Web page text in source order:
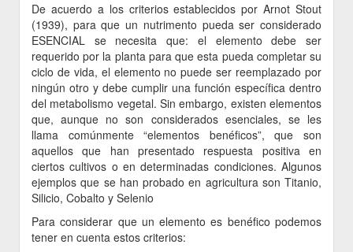
De acuerdo a los criterios establecidos por Arnot Stout
(1939), para que un nutrimento pueda ser considerado
ESENCIAL se necesita que: el elemento debe ser
requerido por la planta para que esta pueda completar su
ciclo de vida, el elemento no puede ser reemplazado por
ningún otro y debe cumplir una función específica dentro
del metabolismo vegetal. Sin embargo, existen elementos
que, aunque no son considerados esenciales, se les
llama comúnmente “elementos benéficos”, que son
aquellos que han presentado respuesta positiva en
ciertos cultivos o en determinadas condiciones. Algunos
ejemplos que se han probado en agricultura son Titanio,
Silicio, Cobalto y Selenio
Para considerar que un elemento es benéfico podemos
tener en cuenta estos criterios: